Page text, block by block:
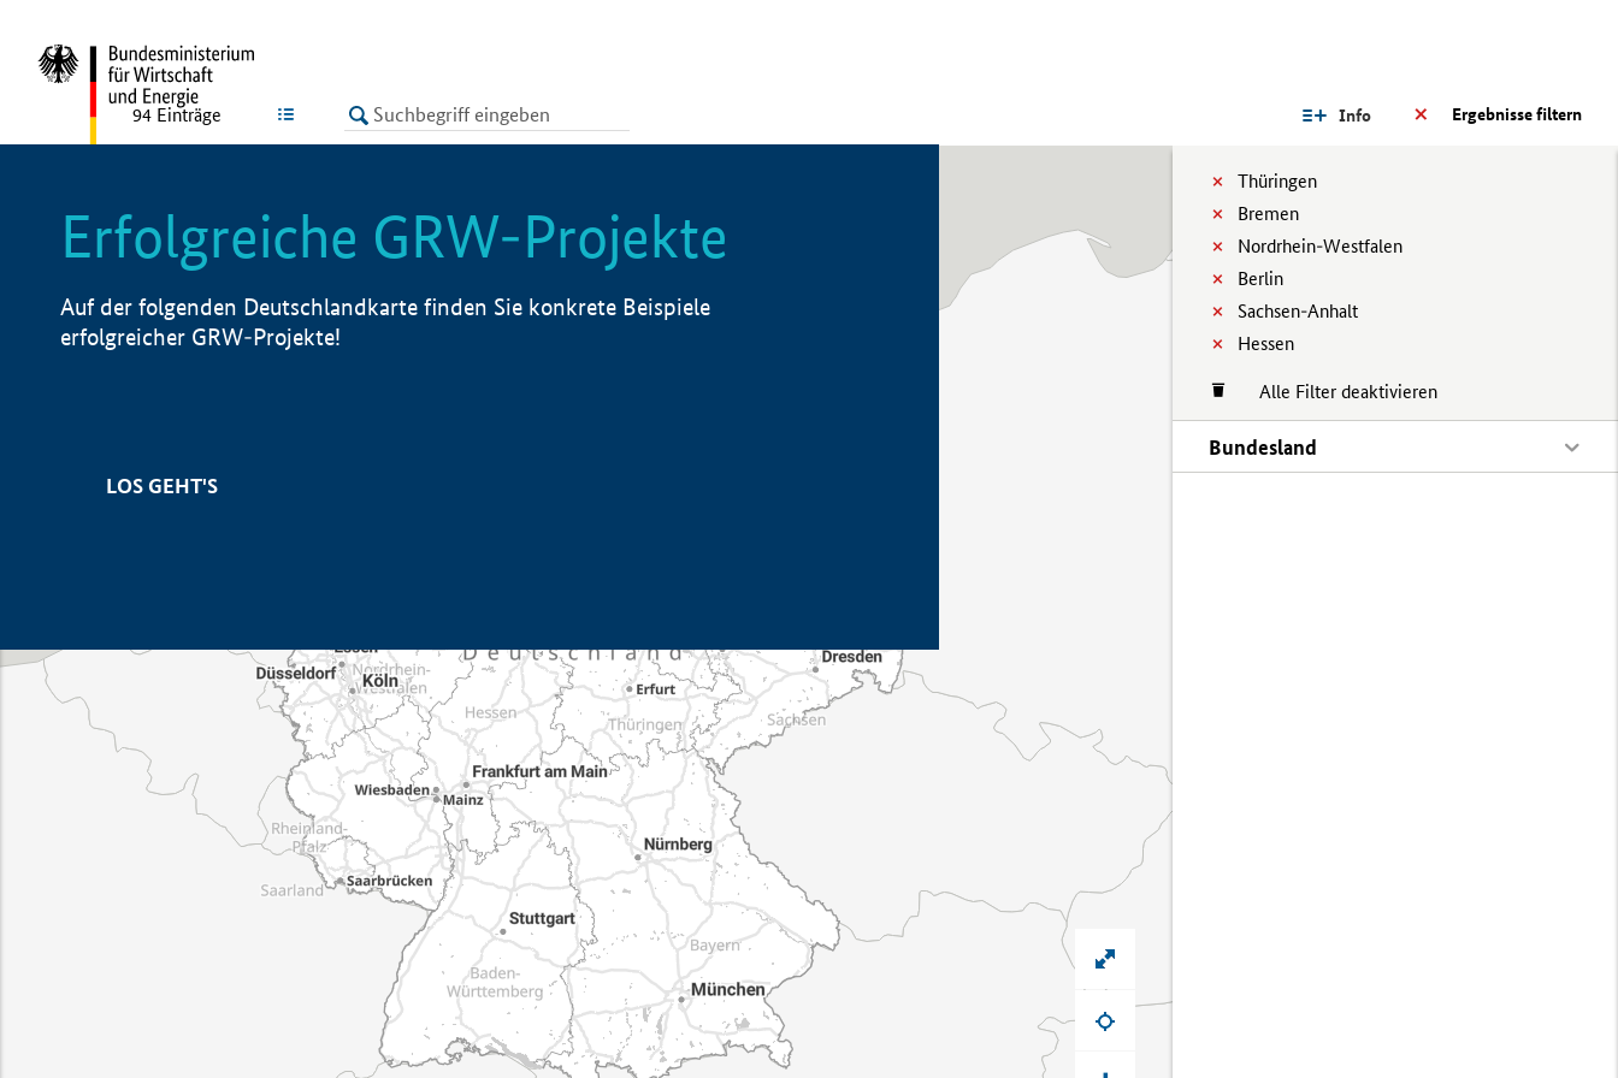
LISTE Ergebnisse filtern
Info
Thüringen
Bremen
Nordrhein-Westfalen
Berlin
Sachsen-Anhalt
Hessen
Alle Filter deaktivieren
Bundesland
94 Einträge
Erfolgreiche GRW-Projekte
Auf der folgenden Deutschlandkarte finden Sie konkrete Beispiele
erfolgreicher GRW-Projekte!
LOS GEHT'S